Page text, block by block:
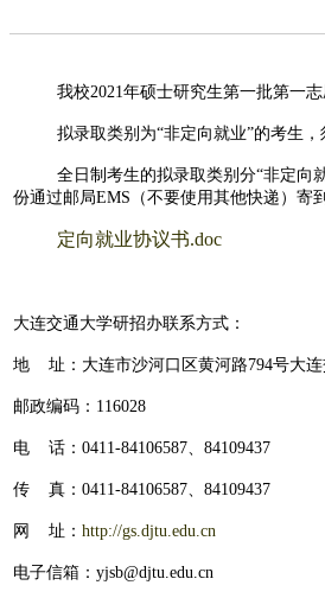
我校2021年硕士研究生第一批第一
拟录取类别为“非定向就业”的考生
全日制考生的拟录取类别分“非定向
份通过邮局EMS （不要使用其他快递）
定向就业协议书.doc
大连交通大学研招办联系方式：
地 址：大连市沙河口区黄河路794号大
邮政编码： 116028
电 话： 0411-84106587、 84109437
传 真： 0411-84106587、 84109437
网 址： http://gs.djtu.edu.cn
电子信箱：yjsb@djtu.edu.cn